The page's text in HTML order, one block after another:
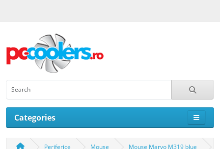
Categories
Periferice Mouse Mouse Marvo M319 blue